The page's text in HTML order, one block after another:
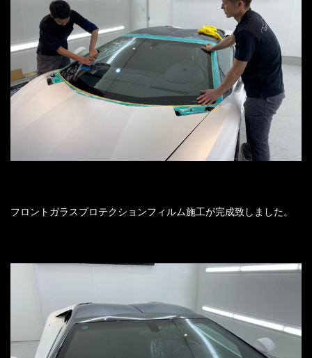
フロントガラスプロテクションフィルム施工が完成致しました。